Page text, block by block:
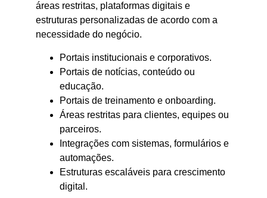
áreas restritas, plataformas digitais e
estruturas personalizadas de acordo com a
necessidade do negócio.
Portais institucionais e corporativos.
Portais de notícias, conteúdo ou
educação.
Portais de treinamento e onboarding.
Áreas restritas para clientes, equipes ou
parceiros.
Integrações com sistemas, formulários e
automações.
Estruturas escaláveis para crescimento
digital.